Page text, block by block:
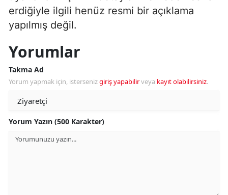
erdiğiyle ilgili henüz resmi bir açıklama
yapılmış değil.
Yorumlar
Takma Ad
Yorum yapmak için, istersenizgiriş yapabilirveya kayıt olabilirsiniz.
Yorum Yazın (500 Karakter)